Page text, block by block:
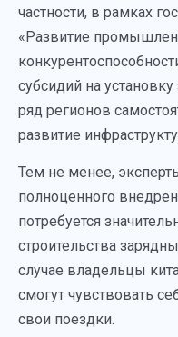
частности, в рамках
«Развитие
субсидий на
ряд регионов
развитие
Тем не менее,
полноценного
потребуется
строительства
случае владельцы
смогут чувствовать
свои поездки.